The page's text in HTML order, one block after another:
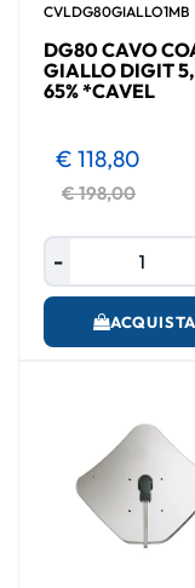
CVLDG80GIALLO1MB
DG80 CAVO
GIALLO DIGIT
65% *CAVEL
€ 198,00
€ 118,80
ACQUISTA